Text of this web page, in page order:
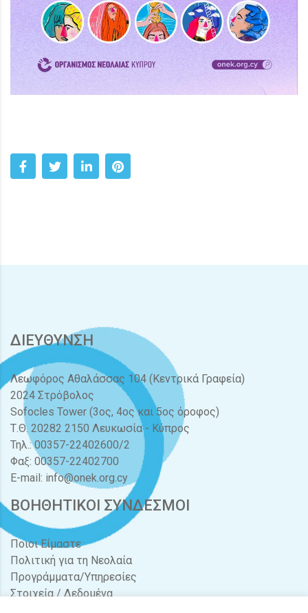
ΔΙΕΥΘΥΝΣΗ
Λεωφόρος Αθαλάσσας 104 (Κεντρικά Γραφεία)
2024 Στρόβολος
Sofocles Tower (3ος, 4ος και 5ος όροφος)
Τ.Θ. 20282 2150 Λευκωσία - Κύπρος
Τηλ.: 00357-22402600/2
Φαξ: 00357-22402700
E-mail: info@onek.org.cy
ΒΟΗΘΗΤΙΚΟΙ ΣΥΝΔΕΣΜΟΙ
Ποιοι Είμαστε
Πολιτική για τη Νεολαία
Προγράμματα/Υπηρεσίες
Στοιχεία / Δεδομένα